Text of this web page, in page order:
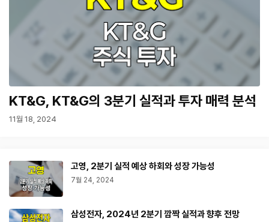
KT&G, KT&G의 3분기 실적과 투자 매력 분석
11월 18, 2024
고영, 2분기 실적 예상 하회와 성장 가능성
7월 24, 2024
삼성전자, 2024년 2분기 깜짝 실적과 향후 전망